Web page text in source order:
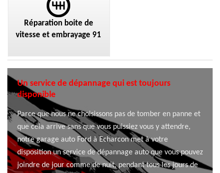
Réparation boite de
vitesse et embrayage 91
Un service de dépannage qui est toujours
disponible
Parce que nous ne choisissons pas de tomber en panne et
que cela arrive sans que vous puissiez vous y attendre,
notre garage auto Ford à Echarcon met à votre
disposition un service de dépannage auto que vous pouvez
joindre de jour comme de nuit, pendant tous les jours de